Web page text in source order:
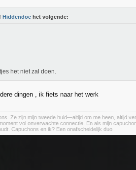
Hiddendoe het volgende:
het niet zal doen.
dingen , ik fiets naar het werk
Ze zijn mijn tweede huid—altijd om me heen, altijd
vol onverwachte connectie. En als mijn
Capuchons en ik? Een onafscheidelijk duo